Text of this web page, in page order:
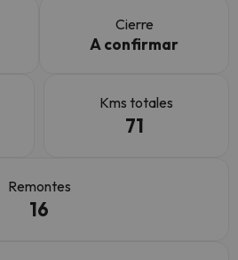
Cierre
A confirmar
Kms totales
71
Remontes
16